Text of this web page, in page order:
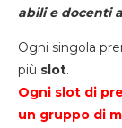
abili e docenti
Ogni singola
più slot.
Ogni slot di
un gruppo di